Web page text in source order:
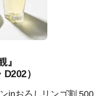
』
D202）
inおろしリンゴ割 500